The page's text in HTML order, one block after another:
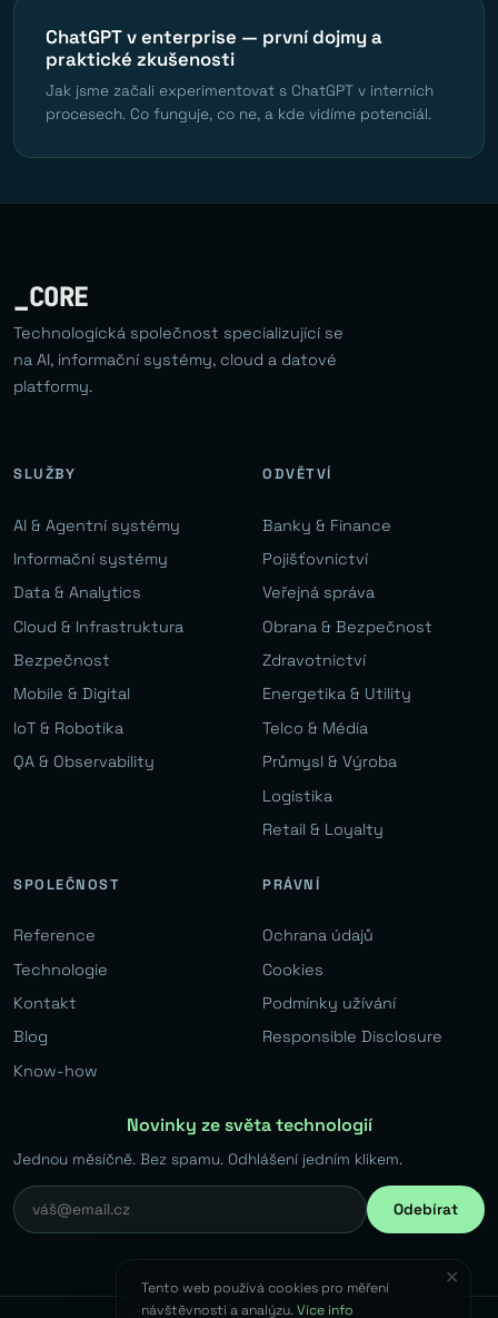
ChatGPT v enterprise — první dojmy a
praktické zkušenosti
Jak jsme začali experimentovat s ChatGPT v interních
procesech. Co funguje, co ne, a kde vidíme potenciál.
_CORE
Technologická společnost specializující se
na AI, informační systémy, cloud a datové
platformy.
SLUŽBY
AI & Agentní systémy
Informační systémy
Data & Analytics
Cloud & Infrastruktura
Bezpečnost
Mobile & Digital
IoT & Robotika
QA & Observability
ODVĚTVÍ
Banky & Finance
Pojišťovnictví
Veřejná správa
Obrana & Bezpečnost
Zdravotnictví
Energetika & Utility
Telco & Média
Průmysl & Výroba
Logistika
Retail & Loyalty
SPOLEČNOST
Reference
Technologie
Kontakt
Blog
Know-how
PRÁVNÍ
Ochrana údajů
Cookies
Podmínky užívání
Responsible Disclosure
Novinky ze světa technologií
Jednou měsíčně. Bez spamu. Odhlášení jedním klikem.
Odebírat
✕
Tento web používá cookies pro měření
návštěvnosti a analýzu.Více info